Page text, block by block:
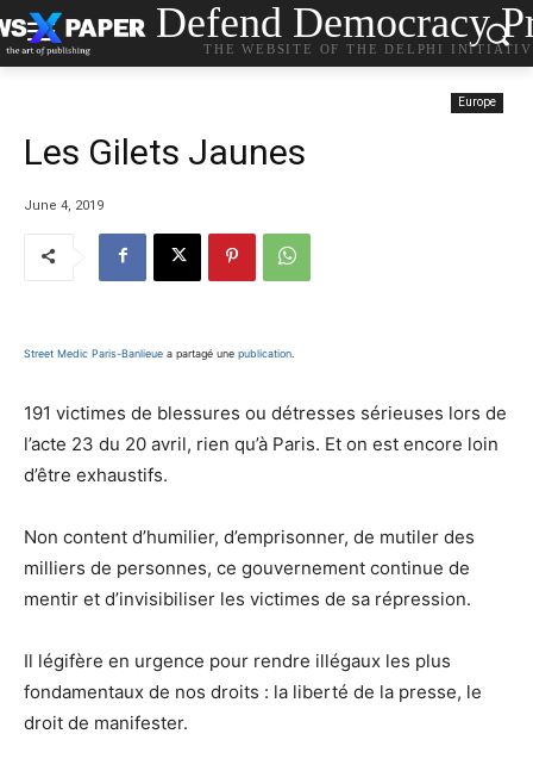
Defend Democracy
THE WEBSITE OF THE DELPHI
Europe
Les Gilets Jaunes
June 4, 2019
Street Medic Paris-Banlieue a partagé une publication
191 victimes de blessures ou détresses sérieuses lors de
l’acte 23 du 20 avril, rien qu’à Paris. Et on est encore loin
d’être exhaustifs.
Non content d’humilier, d’emprisonner, de mutiler des
milliers de personnes, ce gouvernement continue de
mentir et d’invisibiliser les victimes de sa répression.
Il légifère en urgence pour rendre illégaux les plus
fondamentaux de nos droits : la liberté de la presse, le
droit de manifester.